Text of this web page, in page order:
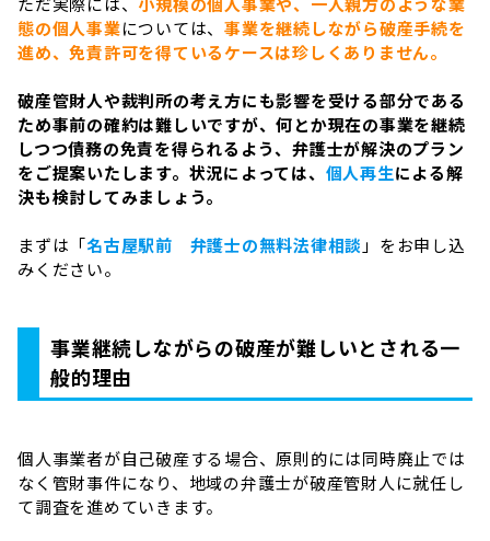
態の個人事業については、 事業を継続しながら破産手続を
進め、免責許可を得ているケースは珍しくありません。
破産管財人や裁判所の考え方にも影響を受ける部分である
ため事前の確約は難しいですが、何とか現在の事業を継続
しつつ債務の免責を得られるよう、弁護士が解決のプラン
をご提案いたします。状況によっては、 個人再生による解
決も検討してみましょう。
まずは「名古屋駅前 弁護士の無料法律相談 」をお申し込
みください。
事業継続しながらの破産が難しいとされる一
般的理由
個人事業者が自己破産する場合、原則的には同時廃止では
なく管財事件になり、地域の弁護士が破産管財人に就任し
て調査を進めていきます。